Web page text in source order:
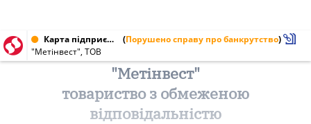
Карта підприємства від 19.03.1997 (Порушено справу про банкрутство)
"Метінвест", ТОВ
"Метінвест"
товариство з обмеженою
відповідальністю